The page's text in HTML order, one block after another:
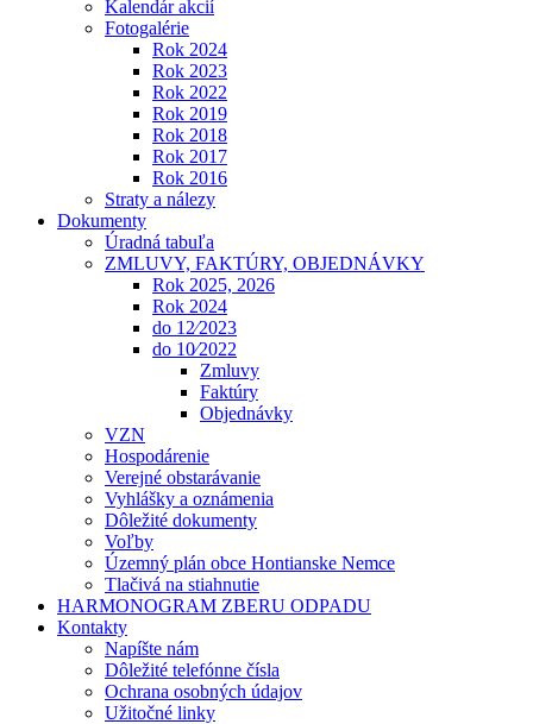
Kalendár akcií
Fotogalérie
Rok 2024
Rok 2023
Rok 2022
Rok 2019
Rok 2018
Rok 2017
Rok 2016
Straty a nálezy
Dokumenty
Úradná tabuľa
ZMLUVY, FAKTÚRY, OBJEDNÁVKY
Rok 2025, 2026
Rok 2024
do 12⁄2023
do 10⁄2022
Zmluvy
Faktúry
Objednávky
VZN
Hospodárenie
Verejné obstarávanie
Vyhlášky a oznámenia
Dôležité dokumenty
Voľby
Územný plán obce Hontianske Nemce
Tlačivá na stiahnutie
HARMONOGRAM ZBERU ODPADU
Kontakty
Napíšte nám
Dôležité telefónne čísla
Ochrana osobných údajov
Užitočné linky